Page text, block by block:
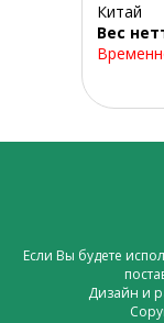
Китай
Вес
Если Вы будете
Дизайн и